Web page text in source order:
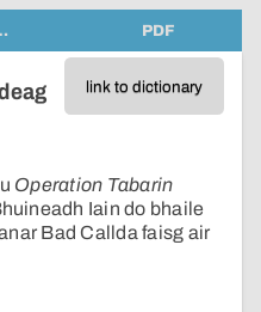
PDF
link to dictionary
Operation Tabarin
Iain do bhaile
Bad Callda faisg air